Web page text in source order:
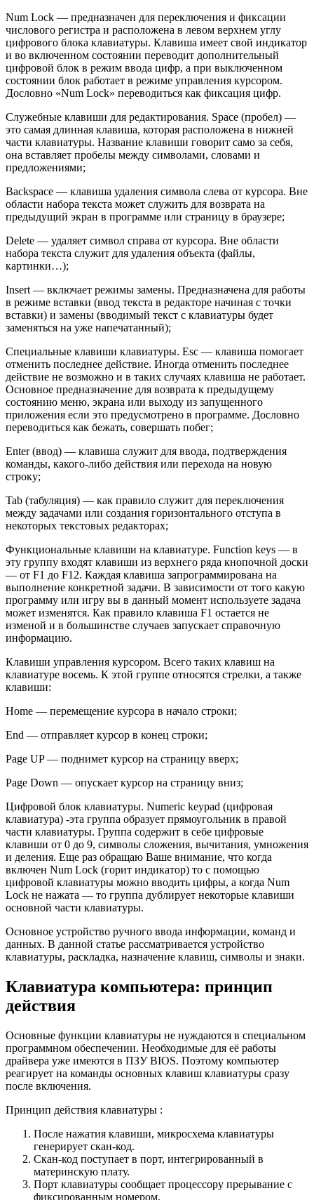
Num Lock — предназначен для переключения и фиксации
числового регистра и расположена в левом верхнем углу
цифрового блока клавиатуры. Клавиша имеет свой индикатор
и во включенном состоянии переводит дополнительный
цифровой блок в режим ввода цифр, а при выключенном
состоянии блок работает в режиме управления курсором.
Дословно «Num Lock» переводиться как фиксация цифр.
Служебные клавиши для редактирования. Space (пробел) —
это самая длинная клавиша, которая расположена в нижней
части клавиатуры. Название клавиши говорит само за себя,
она вставляет пробелы между символами, словами и
предложениями;
Backspace — клавиша удаления символа слева от курсора. Вне
области набора текста может служить для возврата на
предыдущий экран в программе или страницу в браузере;
Delete — удаляет символ справа от курсора. Вне области
набора текста служит для удаления объекта (файлы,
картинки…);
Insert — включает режимы замены. Предназначена для работы
в режиме вставки (ввод текста в редакторе начиная с точки
вставки) и замены (вводимый текст с клавиатуры будет
заменяться на уже напечатанный);
Специальные клавиши клавиатуры. Esc — клавиша помогает
отменить последнее действие. Иногда отменить последнее
действие не возможно и в таких случаях клавиша не работает.
Основное предназначение для возврата к предыдущему
состоянию меню, экрана или выходу из запущенного
приложения если это предусмотрено в программе. Дословно
переводиться как бежать, совершать побег;
Enter (ввод) — клавиша служит для ввода, подтверждения
команды, какого-либо действия или перехода на новую
строку;
Tab (табуляция) — как правило служит для переключения
между задачами или создания горизонтального отступа в
некоторых текстовых редакторах;
Функциональные клавиши на клавиатуре. Function keys — в
эту группу входят клавиши из верхнего ряда кнопочной доски
— от F1 до F12. Каждая клавиша запрограммирована на
выполнение конкретной задачи. В зависимости от того какую
программу или игру вы в данный момент используете задача
может изменятся. Как правило клавиша F1 остается не
изменой и в большинстве случаев запускает справочную
информацию.
Клавиши управления курсором. Всего таких клавиш на
клавиатуре восемь. К этой группе относятся стрелки, а также
клавиши:
Home — перемещение курсора в начало строки;
End — отправляет курсор в конец строки;
Page UP — поднимет курсор на страницу вверх;
Page Down — опускает курсор на страницу вниз;
Цифровой блок клавиатуры. Numeric keypad (цифровая
клавиатура) -эта группа образует прямоугольник в правой
части клавиатуры. Группа содержит в себе цифровые
клавиши от 0 до 9, символы сложения, вычитания, умножения
и деления. Еще раз обращаю Ваше внимание, что когда
включен Num Lock (горит индикатор) то с помощью
цифровой клавиатуры можно вводить цифры, а когда Num
Lock не нажата — то группа дублирует некоторые клавиши
основной части клавиатуры.
Основное устройство ручного ввода информации, команд и
данных. В данной статье рассматривается устройство
клавиатуры, раскладка, назначение клавиш, символы и знаки.
Клавиатура компьютера: принцип
действия
Основные функции клавиатуры не нуждаются в специальном
программном обеспечении. Необходимые для её работы
драйвера уже имеются в ПЗУ BIOS. Поэтому компьютер
реагирует на команды основных клавиш клавиатуры сразу
после включения.
Принцип действия клавиатуры :
После нажатия клавиши, микросхема клавиатуры
генерирует скан-код.
Скан-код поступает в порт, интегрированный в
материнскую плату.
Порт клавиатуры сообщает процессору прерывание с
фиксированным номером.